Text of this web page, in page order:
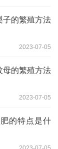
子的繁殖方法
2023-07-05
母的繁殖方法
2023-07-05
的特点是什